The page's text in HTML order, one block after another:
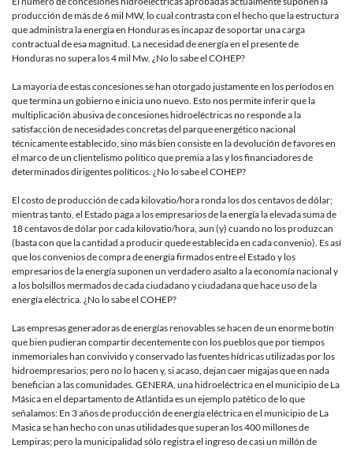
producción de más de 6 mil MW, lo cual contrasta con el hecho que la estructura
que administra la energía en Honduras es incapaz de soportar una carga
contractual de esa magnitud. La necesidad de energía en el presente de
Honduras no supera los 4 mil Mw. ¿No lo sabe el COHEP?
La mayoría de estas concesiones se han otorgado justamente en los períodos en
que termina un gobierno e inicia uno nuevo. Esto nos permite inferir que la
multiplicación abusiva de concesiones hidroeléctricas no responde a la
satisfacción de necesidades concretas del parque energético nacional
técnicamente establecido, sino más bien consiste en la devolución de favores en
el marco de un clientelismo político que premia a las y los financiadores de
determinados dirigentes políticos. ¿No lo sabe el COHEP?
El costo de producción de cada kilovatio/hora ronda los dos centavos de dólar;
mientras tanto, el Estado paga a los empresarios de la energía la elevada suma de
18 centavos de dólar por cada kilovatio/hora, aun (y) cuando no los produzcan
(basta con que la cantidad a producir quede establecida en cada convenio). Es así
que los convenios de compra de energía firmados entre el Estado y los
empresarios de la energía suponen un verdadero asalto a la economía nacional y
a los bolsillos mermados de cada ciudadano y ciudadana que hace uso de la
energía eléctrica. ¿No lo sabe el COHEP?
Las empresas generadoras de energías renovables se hacen de un enorme botín
que bien pudieran compartir decentemente con los pueblos que por tiempos
inmemoriales han convivido y conservado las fuentes hídricas utilizadas por los
hidroempresarios; pero no lo hacen y, si acaso, dejan caer migajas que en nada
benefician a las comunidades. GENERA, una hidroeléctrica en el municipio de La
Másica en el departamento de Atlántida es un ejemplo patético de lo que
señalamos: En 3 años de producción de energía eléctrica en el municipio de La
Masica se han hecho con unas utilidades que superan los 400 millones de
Lempiras; pero la municipalidad sólo registra el ingreso de casi un millón de